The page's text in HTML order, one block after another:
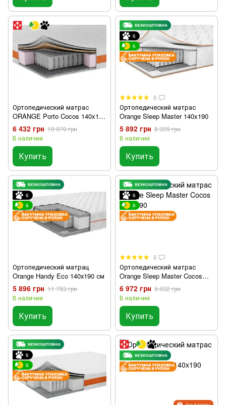
Ортопедический матрас
ORANGE Porto Cocos 140x190
см
6 432 грн 19 970 грн
В наличии
Купить
6
6
6
Ортопедический матрас
Orange Sleep Master 140x190
5 892 грн 8 309 грн
В наличии
Купить
6
6
Ортопедический матрац
Orange Handy Eco 140х190 см
5 896 грн 11 793 грн
В наличии
Купить
6
6
6
Ортопедический матрас
Orange Sleep Master Cocos
140x190
6 972 грн 9 832 грн
В наличии
Купить
6
6